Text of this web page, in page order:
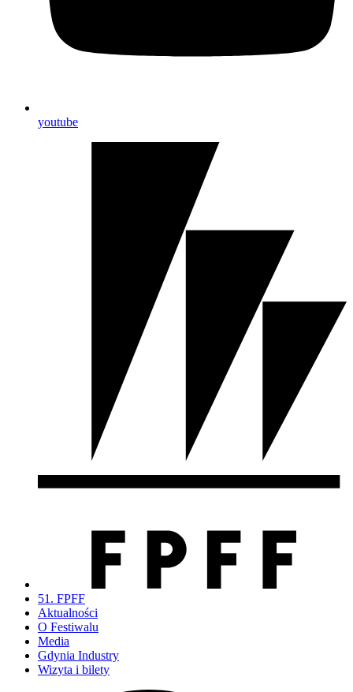
youtube
51. FPFF
Aktualności
O Festiwalu
Media
Gdynia Industry
Wizyta i bilety